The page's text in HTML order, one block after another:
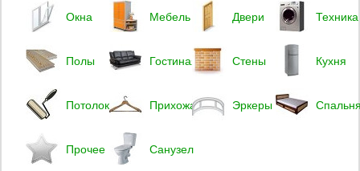
Окна Мебель Двери Техника
Полы Гостиная Стены Кухня
Потолок Прихожая Эркеры
Прочее Санузел